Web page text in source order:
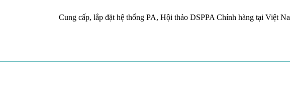
Cung cấp, lắp đặt hệ thống PA, Hội thảo DSPPA Chính hãng tại Việt